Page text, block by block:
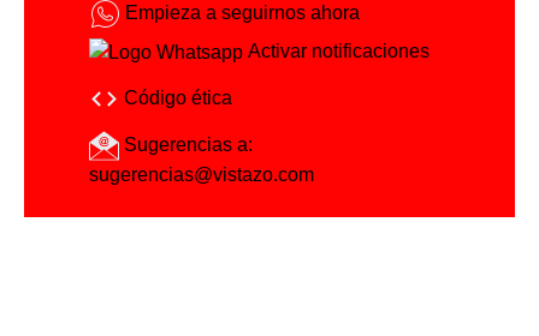
Empieza a seguirnos ahora
Activar notificaciones
Código ética
Sugerencias a:
sugerencias@vistazo.com